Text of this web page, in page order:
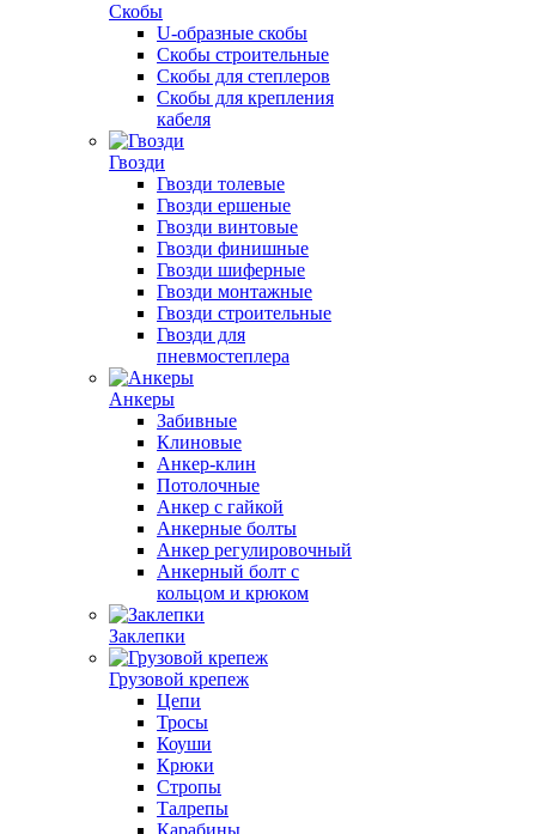
Скобы
U-образные скобы
Скобы строительные
Скобы для степлеров
Скобы для крепления
кабеля
Гвозди
Гвозди толевые
Гвозди ершеные
Гвозди винтовые
Гвозди финишные
Гвозди шиферные
Гвозди монтажные
Гвозди строительные
Гвозди для
пневмостеплера
Анкеры
Забивные
Клиновые
Анкер-клин
Потолочные
Анкер с гайкой
Анкерные болты
Анкер регулировочный
Анкерный болт с
кольцом и крюком
Заклепки
Грузовой крепеж
Цепи
Тросы
Коуши
Крюки
Стропы
Талрепы
Карабины